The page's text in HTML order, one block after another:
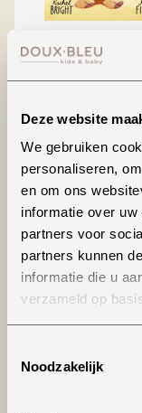
Deze website
We gebruiken
personaliseren,
en om ons
informatie over
partners voor
partners kunnen
informatie die u
verzameld op
Noodzakelijk
Lars de dwarse